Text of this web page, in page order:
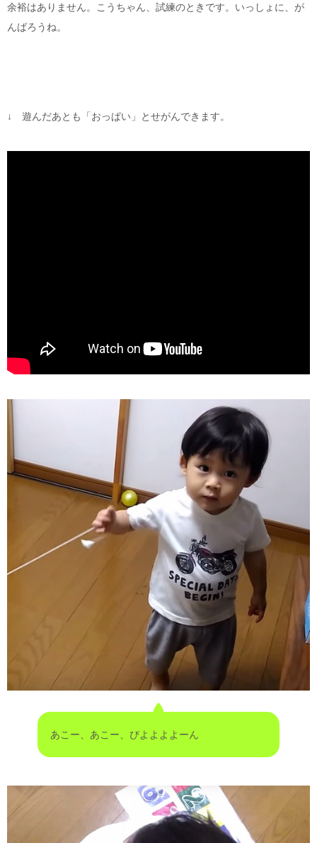
余裕はありません。こうちゃん、試練のときです。いっしょに、が
んばろうね。
↓ 遊んだあとも「おっぱい」とせがんできます。
あこー、あこー、びよよよよーん